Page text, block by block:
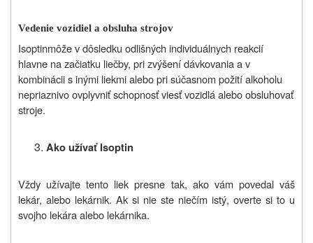
Vedenie vozidiel a obsluha strojov
Isoptinmôže v dôsledku odlišných individuálnych reakcií
hlavne na začiatku liečby, pri zvýšení dávkovania a v
kombinácii s inými liekmi alebo pri súčasnom požití alkoholu
nepriaznivo ovplyvniť schopnosť viesť vozidlá alebo obsluhovať
stroje.
Ako užívať Isoptin
Vždy užívajte tento liek presne tak, ako vám povedal váš
lekár, alebo lekárnik. Ak si nie ste niečím istý, overte si to u
svojho lekára alebo lekárnika.